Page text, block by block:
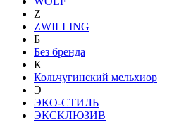
Z
ZWILLING
Б
Без бренда
К
Кольчугинский мельхиор
Э
ЭКО-СТИЛЬ
ЭКСКЛЮЗИВ